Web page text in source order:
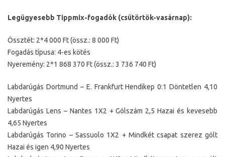
Legügyesebb Tippmix-fogadók (csütörtök-vasárnap):
Össztét: 2*4 000 Ft (össz.: 8 000 Ft)
Fogadás típusa: 4-es kötés
Nyeremény: 2*1 868 370 Ft (össz.: 3 736 740 Ft)
Labdarúgás Dortmund – E. Frankfurt Hendikep 0:1 Döntetlen 4,10
Nyertes
Labdarúgás Lens – Nantes 1X2 + Gólszám 2,5 Hazai és kevesebb
4,65 Nyertes
Labdarúgás Torino – Sassuolo 1X2 + Mindkét csapat szerez gólt
Hazai és igen 4,90 Nyertes